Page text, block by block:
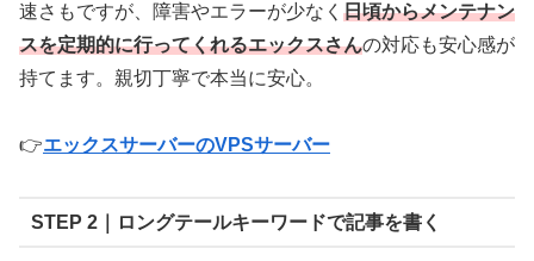
速さもですが、障害やエラーが少なく 日頃からメンテナン
スを定期的に行ってくれるエックスさんの対応も安心感が
持てます。親切丁寧で本当に安心。
👉エックスサーバーのVPSサーバー
STEP 2｜ロングテールキーワードで記事を書く